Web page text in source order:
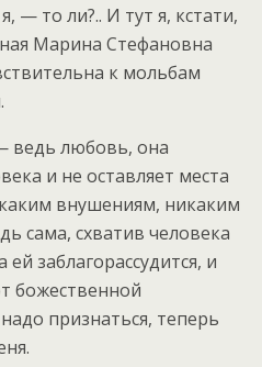
— то ли?.. И тут я, кстати,
Марина Стефановна
к мольбам
ведь любовь, она
и не оставляет места
внушениям, никаким
сама, схватив человека
ей заблагорассудится, и
божественной
признаться, теперь